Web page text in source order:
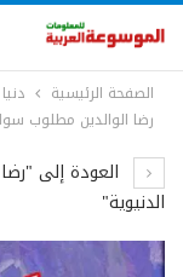
الصفحة الرئيسية
رضا الوالدين مطلوب
العودة إلى
الدنيوية"